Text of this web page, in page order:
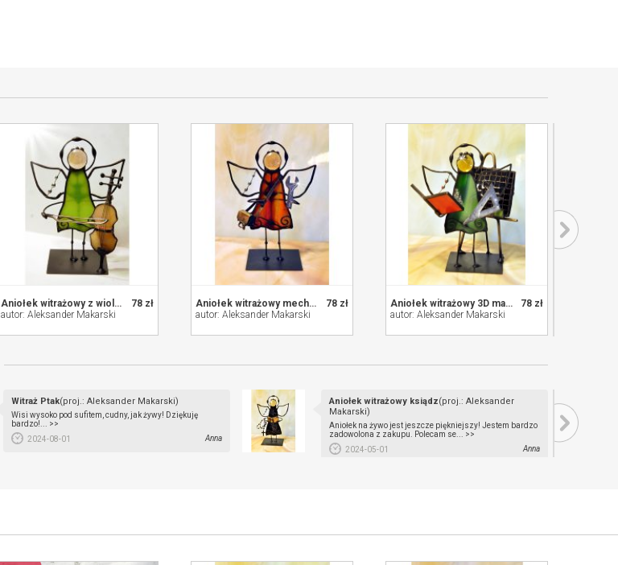
78 zł
Aniołek witrażowy z wiolonczelą
autor: Aleksander Makarski
78 zł
Aniołek witrażowy mechanik
autor: Aleksander Makarski
78 zł
Aniołek witrażowy 3D matematyk
autor: Aleksander Makarski
Witraż Ptak(proj.: Aleksander Makarski)
Wisi wysoko pod sufitem, cudny, jak żywy! Dziękuję
bardzo!... >>
2024-08-01
Anna
Aniołek witrażowy ksiądz(proj.: Aleksander
Makarski)
Aniołek na żywo jest jeszcze piękniejszy! Jestem bardzo
zadowolona z zakupu. Polecam se... >>
2024-05-01
Anna